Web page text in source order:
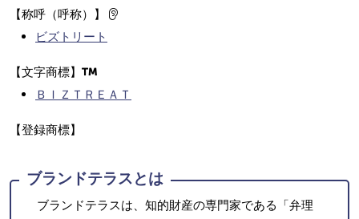
【称呼（呼称）】
ビズトリート
【文字商標】
ＢＩＺＴＲＥＡＴ
【登録商標】
ブランドテラスとは
ブランドテラスは、知的財産の専門家である「弁理